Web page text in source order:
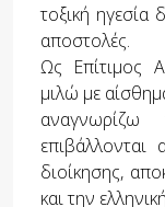
τοξική
αποστολές.
Ως Επίτιμος
μιλώ με
αναγνωρίζω
επιβάλλονται
διοίκησης,
και την